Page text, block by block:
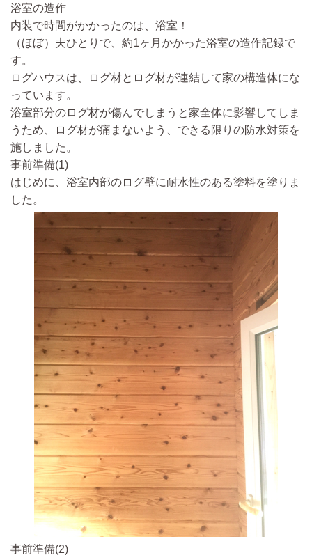
浴室の造作
内装で時間がかかったのは、浴室！
（ほぼ）夫ひとりで、約1ヶ月かかった浴室の造作記録で
す。
ログハウスは、ログ材とログ材が連結して家の構造体にな
っています。
浴室部分のログ材が傷んでしまうと家全体に影響してしま
うため、ログ材が痛まないよう、できる限りの防水対策を
施しました。
事前準備(1)
はじめに、浴室内部のログ壁に耐水性のある塗料を塗りま
した。
事前準備(2)